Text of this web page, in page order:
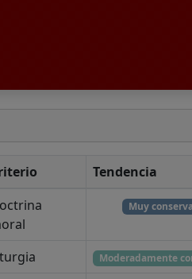
Tendencia
Muy
Moderadamente